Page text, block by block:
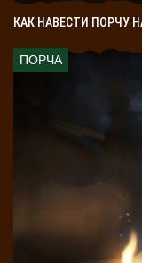
КАК НАВЕСТИ ПОРЧУ
ПОРЧА